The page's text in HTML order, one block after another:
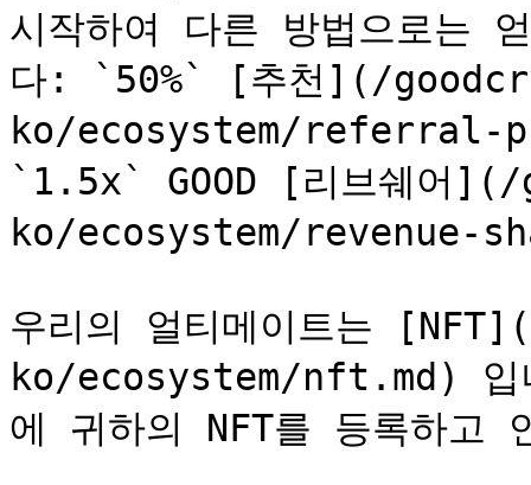
시작하여 다른 방법으로는
다: `50%` [추천](/
ko/ecosystem/referral-
`1.5x` GOOD [리브쉐어
ko/ecosystem/revenue-
우리의 얼티메이트는
ko/ecosystem/nft.md) 입
에 귀하의 NFT를 등록하고